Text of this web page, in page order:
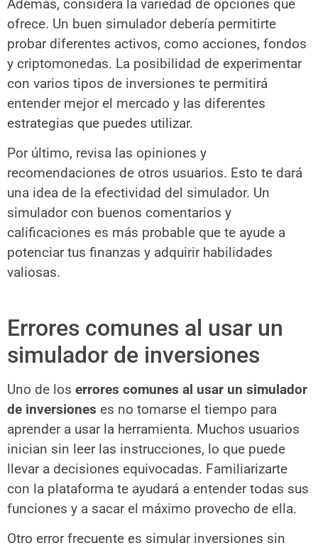
Además, considera la variedad de opciones que
ofrece. Un buen simulador debería permitirte
probar diferentes activos, como acciones, fondos
y criptomonedas. La posibilidad de experimentar
con varios tipos de inversiones te permitirá
entender mejor el mercado y las diferentes
estrategias que puedes utilizar.
Por último, revisa las opiniones y
recomendaciones de otros usuarios. Esto te dará
una idea de la efectividad del simulador. Un
simulador con buenos comentarios y
calificaciones es más probable que te ayude a
potenciar tus finanzas y adquirir habilidades
valiosas.
Errores comunes al usar un
simulador de inversiones
Uno de los errores comunes al usar un simulador
de inversiones es no tomarse el tiempo para
aprender a usar la herramienta. Muchos usuarios
inician sin leer las instrucciones, lo que puede
llevar a decisiones equivocadas. Familiarizarte
con la plataforma te ayudará a entender todas sus
funciones y a sacar el máximo provecho de ella.
Otro error frecuente es simular inversiones sin